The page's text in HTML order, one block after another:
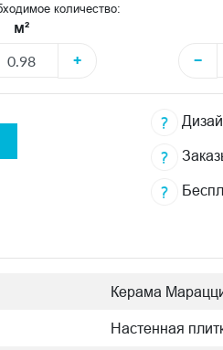
количество:
м²
+
−
Керама
Настенная